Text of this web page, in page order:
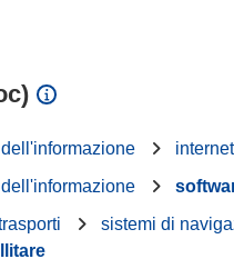
internet
sistemi di